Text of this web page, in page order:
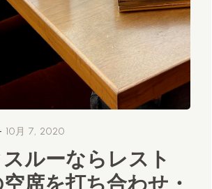
10月 7, 2020
ルーならレスト
席を打ち合わせ・